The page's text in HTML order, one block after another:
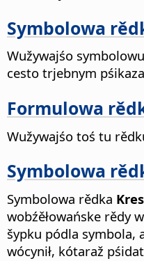
Symbolowa
Wužywajśo
cesto trjebnym
Formulowa
Wužywajśo toś tu
Symbolowa
Symbolowa rědka
wobźěłowańske rědy
šypku pódla symbola,
wócynił, kótaraž